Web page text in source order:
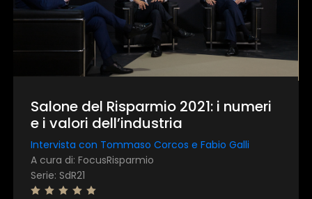
Salone del Risparmio 2021: i numeri
e i valori dell’industria
Intervista con Tommaso Corcos e Fabio Galli
A cura di: FocusRisparmio
Serie: SdR21